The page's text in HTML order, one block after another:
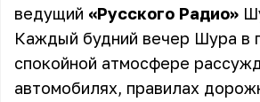
ведущий «Русского Радио»
Каждый будний вечер Шура в
спокойной атмосфере
автомобилях, правилах